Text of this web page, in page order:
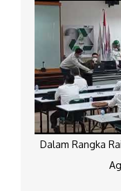
Dalam Rangka